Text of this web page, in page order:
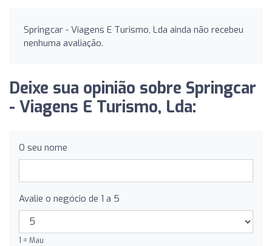
Springcar - Viagens E Turismo, Lda ainda não recebeu
nenhuma avaliação.
Deixe sua opinião sobre Springcar
- Viagens E Turismo, Lda:
O seu nome
Avalie o negócio de 1 a 5
1 = Mau